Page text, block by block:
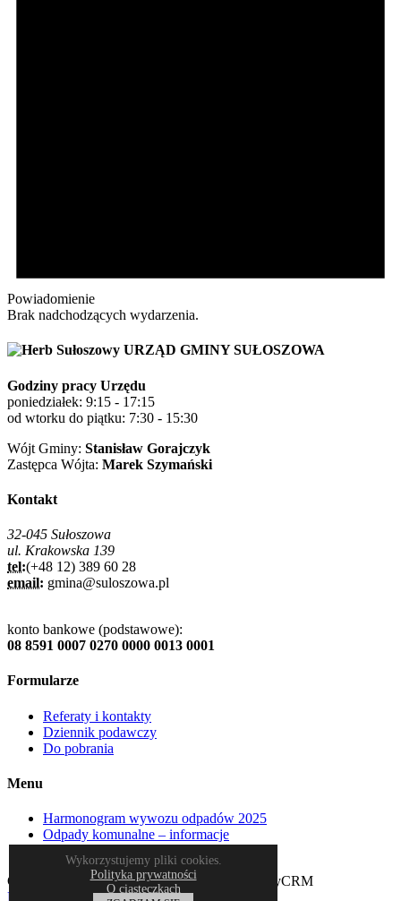
Powiadomienie
Brak nadchodzących wydarzenia.
URZĄD GMINY SUŁOSZOWA
Godziny pracy Urzędu
poniedziałek: 9:15 - 17:15
od wtorku do piątku: 7:30 - 15:30
Wójt Gminy: Stanisław Gorajczyk
Zastępca Wójta: Marek Szymański
Kontakt
32-045 Sułoszowa
ul. Krakowska 139
tel:(+48 12) 389 60 28
email: gmina@suloszowa.pl
konto bankowe (podstawowe):
08 8591 0007 0270 0000 0013 0001
Formularze
Referaty i kontakty
Dziennik podawczy
Do pobrania
Menu
Harmonogram wywozu odpadów 2025
Odpady komunalne – informacje
Copyrights © Gmina Sułoszowa & HXS & CityCRM
Polityka prywatności/Deklaracja dostępności
Wykorzystujemy pliki cookies.
Polityka prywatności
O ciasteczkach